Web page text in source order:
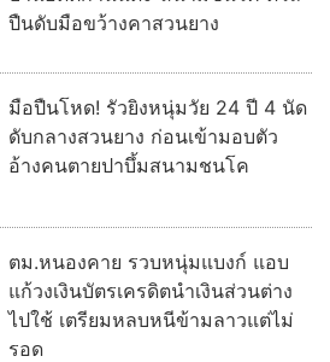
ปืนดับมือขว้างคาสวนยาง
มือปืนโหด! รัวยิงหนุ่มวัย 24 ปี 4 นัด
ดับกลางสวนยาง ก่อนเข้ามอบตัว
อ้างคนตายปาบึ้มสนามชนโค
ตม.หนองคาย รวบหนุ่มแบงก์ แอบ
แก้วงเงินบัตรเครดิตนำเงินส่วนต่าง
ไปใช้ เตรียมหลบหนีข้ามลาวแต่ไม่
รอด